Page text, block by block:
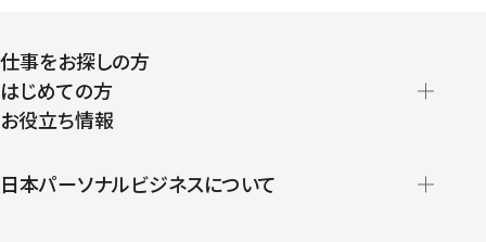
仕事をお探しの方
はじめての方
登録から就業開始までの流れ
お役立ち情報
日本パーソナルビジネスについて